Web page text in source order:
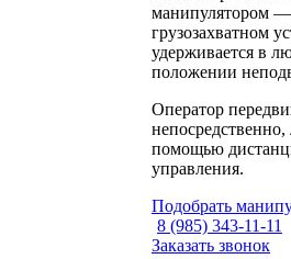
манипулятором —
грузозахватном
удерживается в
положении
Оператор
непосредственно,
помощью
управления.
Подобрать
8 (985) 343-11-11
Заказать звонок